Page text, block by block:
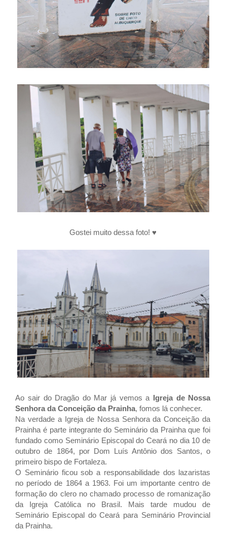
Gostei muito dessa foto! ♥
Ao sair do Dragão do Mar já vemos a Igreja de Nossa
Senhora da Conceição da Prainha, fomos lá conhecer.
Na verdade a Igreja de Nossa Senhora da Conceição da
Prainha é parte integrante do Seminário da Prainha que foi
fundado como Seminário Episcopal do Ceará no dia 10 de
outubro de 1864, por Dom Luís Antônio dos Santos, o
primeiro bispo de Fortaleza.
O Seminário ficou sob a responsabilidade dos lazaristas
no período de 1864 a 1963. Foi um importante centro de
formação do clero no chamado processo de romanização
da Igreja Católica no Brasil. Mais tarde mudou de
Seminário Episcopal do Ceará para Seminário Provincial
da Prainha.